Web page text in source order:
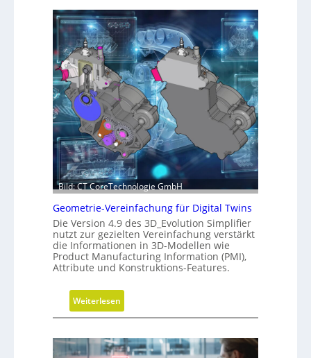
l
t
i
g
k
e
i
t
s
-
R
o
a
d
m
a
p
u
e
V
e
r
s
i
o
n
d
e
r
C
N
C
-
S
i
u
a
t
i
Bild: CT CoreTechnologie GmbH
Geometrie-Vereinfachung für Digital Twins
Die Version 4.9 des 3D_Evolution Simplifier
nutzt zur gezielten Vereinfachung verstärkt
die Informationen in 3D-Modellen wie
Product Manufacturing Information (PMI),
Attribute und Konstruktions-Features.
Weiterlesen
G
o